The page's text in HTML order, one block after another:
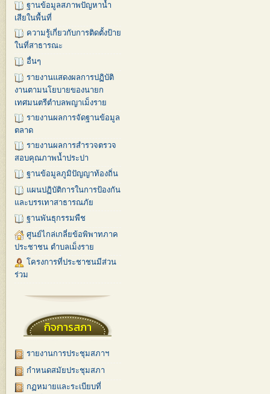
ฐานข้อมูลสภาพปัญหาน้ำ
เสียในพื้นที่
ความรู้เกี่ยวกับการติดตั้งป้าย
ในที่สาธารณะ
อื่นๆ
รายงานแสดงผลการปฏิบัติ
งานตามนโยบายของนายก
เทศมนตรีตำบลพญาเม็งราย
รายงานผลการจัดฐานข้อมูล
ตลาด
รายงานผลการสำรวจตรวจ
สอบคุณภาพน้ำประปา
ฐานข้อมูลภูมิปัญญาท้องถิ่น
แผนปฏิบัติการในการป้องกัน
และบรรเทาสาธารณภัย
ฐานพันธุกรรมพืช
ศูนย์ไกล่เกลี่ยข้อพิพาทภาค
ประชาชน ตำบลเม็งราย
โครงการที่ประชาชนมีส่วน
ร่วม
กิจการสภา
รายงานการประชุมสภาฯ
กำหนดสมัยประชุมสภา
กฏหมายและระเบียบที่